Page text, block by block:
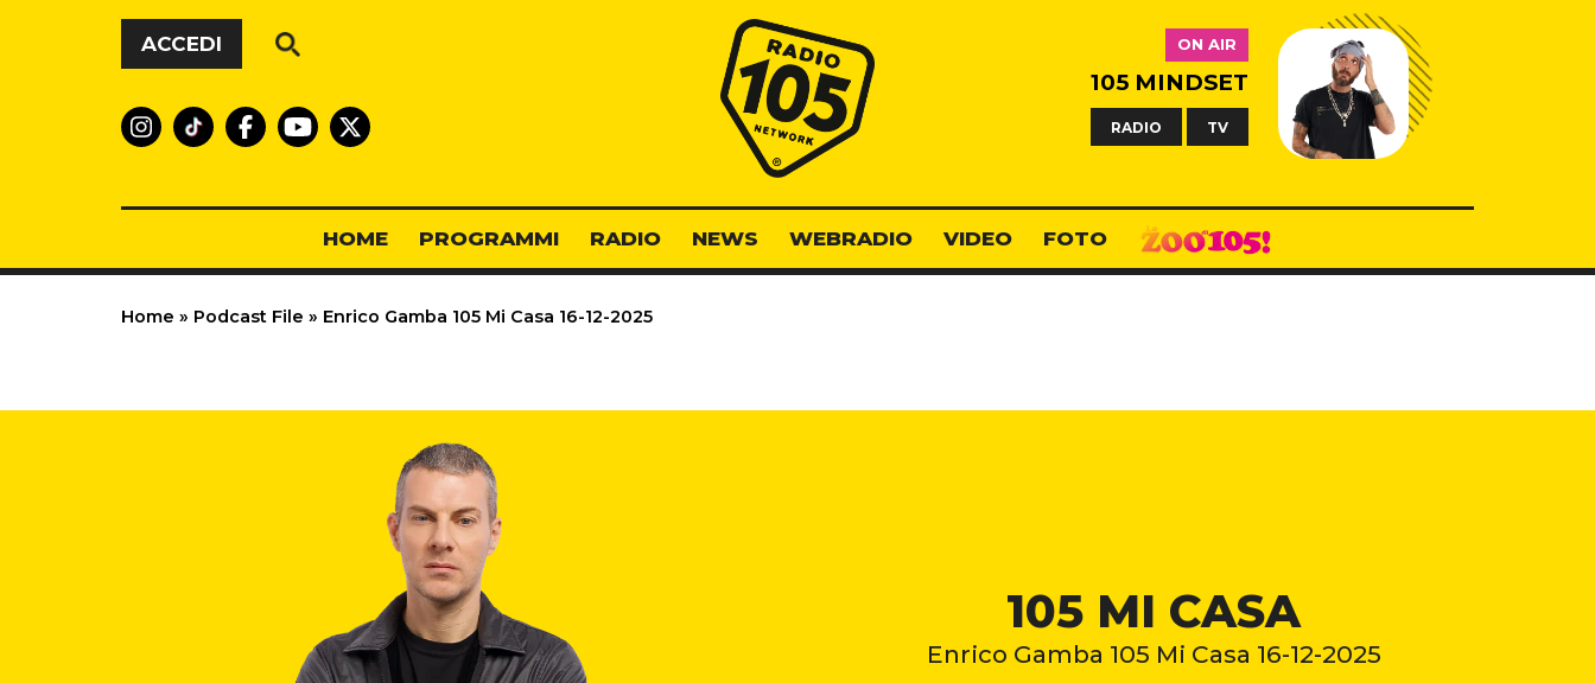
Vai al contenuto
ACCEDI
Radio 105
ON AIR
105 MINDSET
RADIO TV
HOME PROGRAMMI RADIO NEWS WEBRADIO VIDEO FOTO
Home » Podcast File » Enrico Gamba 105 Mi Casa 16-12-2025
105 MI CASA
Enrico Gamba 105 Mi Casa 16-12-2025